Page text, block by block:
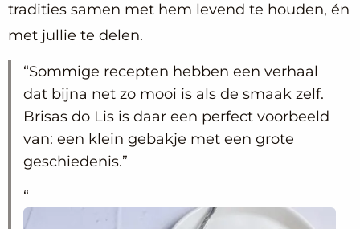
tradities samen met hem levend te houden, én
met jullie te delen.
Sommige recepten hebben een verhaal
dat bijna net zo mooi is als de smaak zelf.
Brisas do Lis is daar een perfect voorbeeld
van: een klein gebakje met een grote
geschiedenis.